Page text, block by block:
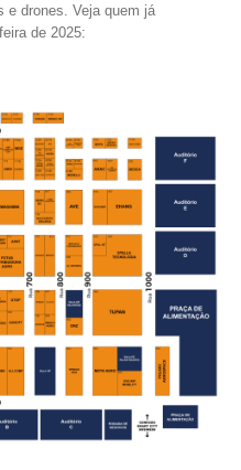
e drones. Veja quem já
de 2025: